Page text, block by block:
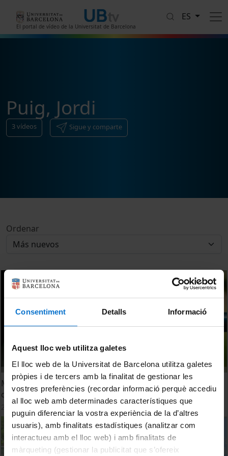
Consentiment Detalls Informació
Aquest lloc web utilitza galetes
El lloc web de la Universitat de Barcelona utilitza galetes
pròpies i de tercers amb la finalitat de gestionar les
vostres preferències (recordar informació perquè accediu
al lloc web amb determinades característiques que
puguin diferenciar la vostra experiència de la d’altres
usuaris), amb finalitats estadístiques (analitzar com
interactueu amb el lloc web) i amb finalitats de
màrqueting (gestionar la publicitat que s’ofereix
El portal de vídeo de la Universitat de Barcelona
ES
Puig, Jordi
3vídeos Sigue y comparte
Ordenar
Mesures del sector agrari per a l'adaptació al canvi
climàtic